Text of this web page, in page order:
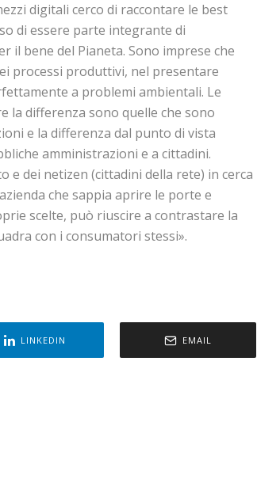
digitali cerco di raccontare le best
di essere parte integrante di
il bene del Pianeta. Sono imprese che
processi produttivi, nel presentare
a problemi ambientali. Le
la differenza sono quelle che sono
e la differenza dal punto di vista
amministrazioni e a cittadini.
e dei netizen (cittadini della rete) in cerca
che sappia aprire le porte e
scelte, può riuscire a contrastare la
con i consumatori stessi».
LINKEDIN EMAIL